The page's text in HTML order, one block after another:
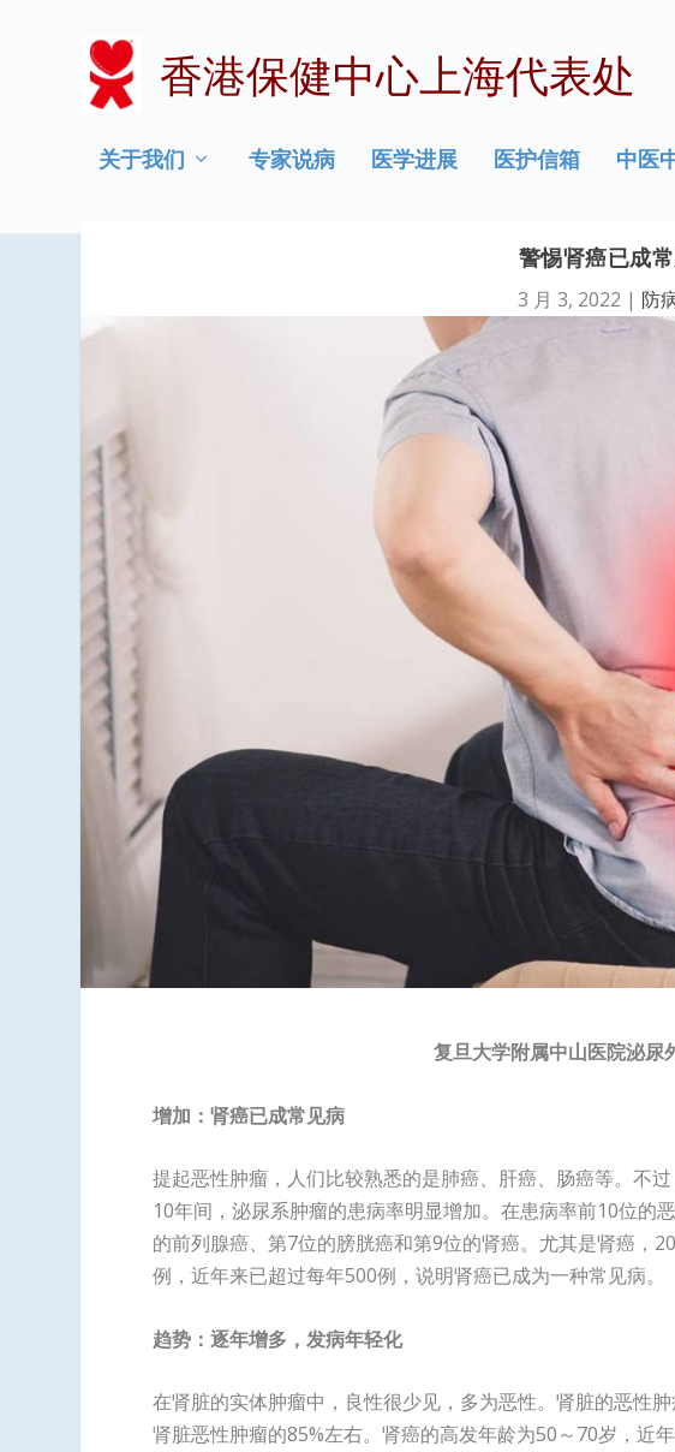
香港保健中心上海代表处
关于我们 专家说病 医学进展 医护信箱 中医
警惕肾癌已成
3 月 3, 2022 | 防
复旦大学附属中山医院泌尿
增加：肾癌已成常见病
提起恶性肿瘤，人们比较熟悉的是肺癌、肝癌、肠癌等。不
10年间，泌尿系肿瘤的患病率明显增加。在患病率前10位的
的前列腺癌、第7位的膀胱癌和第9位的肾癌。尤其是肾癌，
例，近年来已超过每年500例，说明肾癌已成为一种常见病。
趋势：逐年增多，发病年轻化
在肾脏的实体肿瘤中，良性很少见，多为恶性。肾脏的恶性
肾脏恶性肿瘤的85%左右。肾癌的高发年龄为50～70岁，近